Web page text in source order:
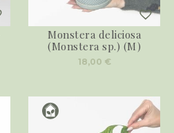
Monstera deliciosa
(Monstera sp.) (M)
18,00 €